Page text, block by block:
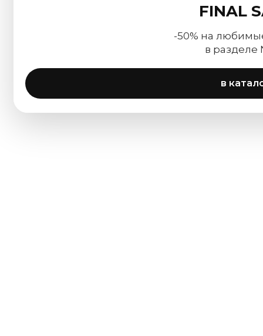
FINAL
-50% на
в разделе
в